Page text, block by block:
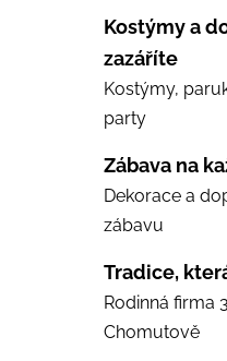
Kostýmy a
zazáříte
Kostýmy,
party
Zábava na
Dekorace a
zábavu
Tradice,
Rodinná firma
Chomutově